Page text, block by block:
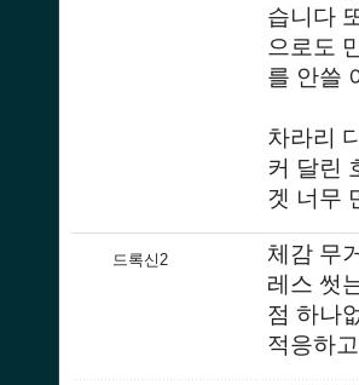
습니다
으로도
를 안쓸
차라리
커 달린
겟 너무
드록신2
체감 무
레스 썻
점 하나
적응하